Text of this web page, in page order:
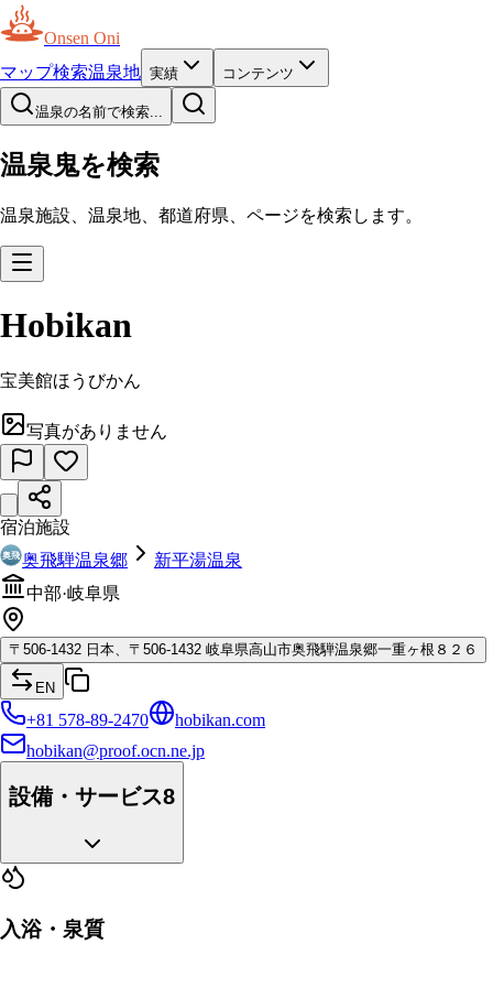
Onsen Oni
マップ検索温泉地 実績 コンテンツ
温泉の名前で検索...
温泉鬼を検索
温泉施設、温泉地、都道府県、ページを検索します。
Hobikan
宝美館ほうびかん
写真がありません
宿泊施設
奥飛騨温泉郷
新平湯温泉
中部·岐阜県
〒 506-1432 日本、〒506-1432 岐阜県高山市奥飛騨温泉郷一重ヶ根８２６
EN
+81 578-89-2470
hobikan.com
hobikan@proof.ocn.ne.jp
設備・サービス8
入浴・泉質